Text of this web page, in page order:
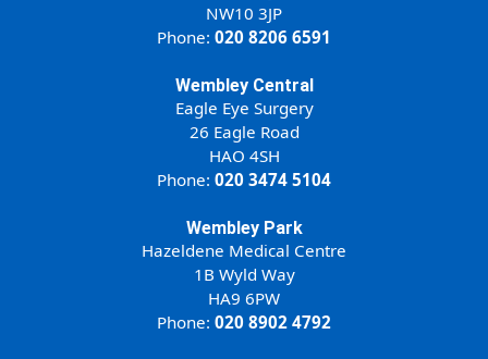
NW10 3JP
Phone: 020 8206 6591
Wembley Central
Eagle Eye Surgery
26 Eagle Road
HAO 4SH
Phone: 020 3474 5104
Wembley Park
Hazeldene Medical Centre
1B Wyld Way
HA9 6PW
Phone: 020 8902 4792